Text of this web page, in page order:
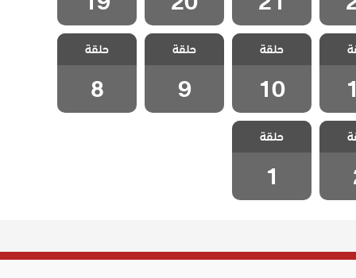
مسلسل ليلى
الحلقة 10
حلقة
10
مسلسل ليلى
الحلقة 9
حلقة
9
مسلسل ليلى
الحلقة 8
حلقة
8
2
مسلسل ليلى
الحلقة 1
حلقة
1